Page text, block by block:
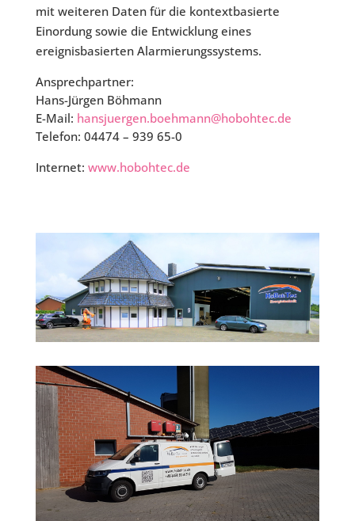
mit weiteren Daten für die kontextbasierte
Einordung sowie die Entwicklung eines
ereignisbasierten Alarmierungssystems.
Ansprechpartner:
Hans-Jürgen Böhmann
E-Mail: hansjuergen.boehmann@hobohtec.de
Telefon: 04474 – 939 65-0
Internet: www.hobohtec.de